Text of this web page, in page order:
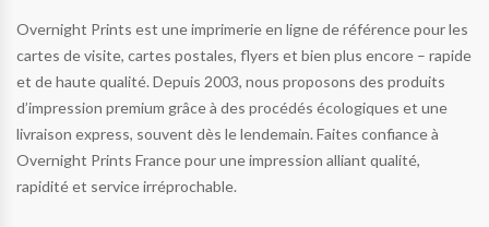
Overnight Prints est une imprimerie en ligne de référence pour les
cartes de visite, cartes postales, flyers et bien plus encore – rapide
et de haute qualité. Depuis 2003, nous proposons des produits
d’impression premium grâce à des procédés écologiques et une
livraison express, souvent dès le lendemain. Faites confiance à
Overnight Prints France pour une impression alliant qualité,
rapidité et service irréprochable.